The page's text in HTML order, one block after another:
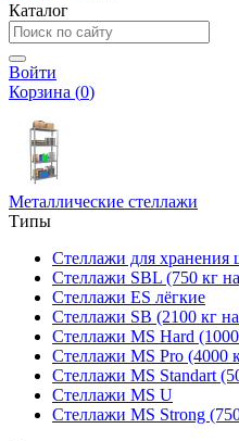
Каталог
Войти
Корзина (0)
Металлические стеллажи
Типы
Стеллажи для хранения
Стеллажи SBL (750 кг
Стеллажи ES лёгкие
Стеллажи SB (2100 кг
Стеллажи MS Hard
Стеллажи MS Pro (4000
Стеллажи MS Standart
Стеллажи MS U
Стеллажи MS Strong